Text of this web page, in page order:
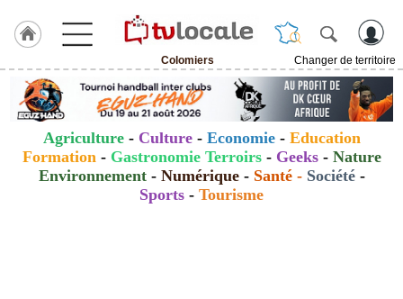
Colomiers
Changer de territoire
J'adhère
Hulcoq
ACCUEIL
Colomiers
Agriculture- Culture - Economie- Education
Formation - Gastronomie Terroirs- Geeks- Nature
Environnement- Numérique- Santé- Société-
Sports - Tourisme